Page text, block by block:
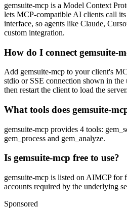
gemsuite-mcp is a Model Context
lets MCP-compatible AI clients call its
interface, so agents like Claude,
custom integration.
How do I connect gemsuite-
Add gemsuite-mcp to your client's
stdio or SSE connection shown in the
then restart the client to load the server.
What tools does gemsuite-
gemsuite-mcp provides 4 tools:
gem_process and gem_analyze.
Is gemsuite-mcp free to use?
gemsuite-mcp is listed on AIMCP for
accounts required by the underlying
Sponsored